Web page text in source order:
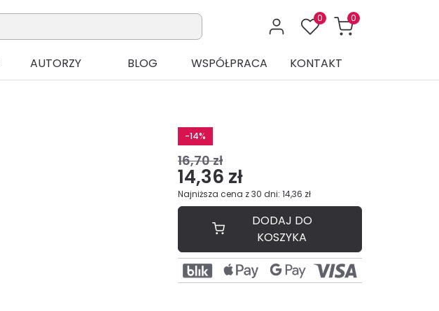
0 0
AUTORZY BLOG WSPÓŁPRACA KONTAKT
-14%
16,70 zł
14,36 zł
Najniższa cena z 30 dni: 14,36 zł
DODAJ DO
KOSZYKA